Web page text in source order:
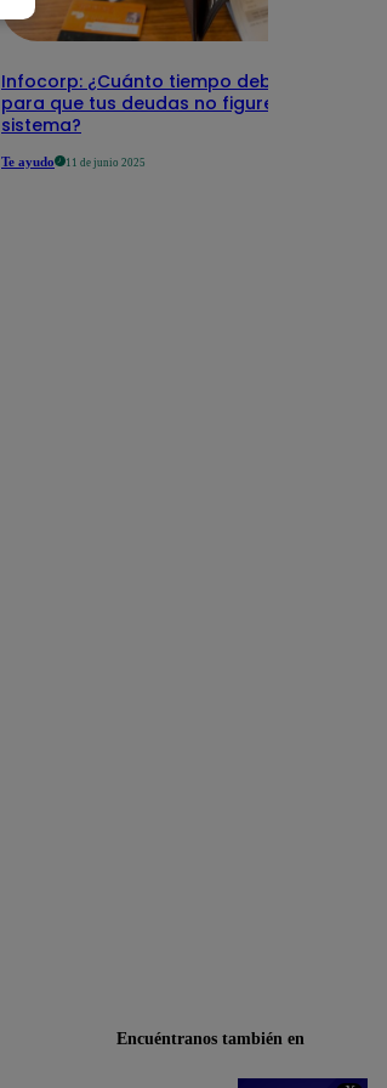
Infocorp: ¿Cuánto tiempo debe pasar
para que tus deudas no figuren en su
sistema?
Te ayudo 11 de junio 2025
Encuéntranos también en